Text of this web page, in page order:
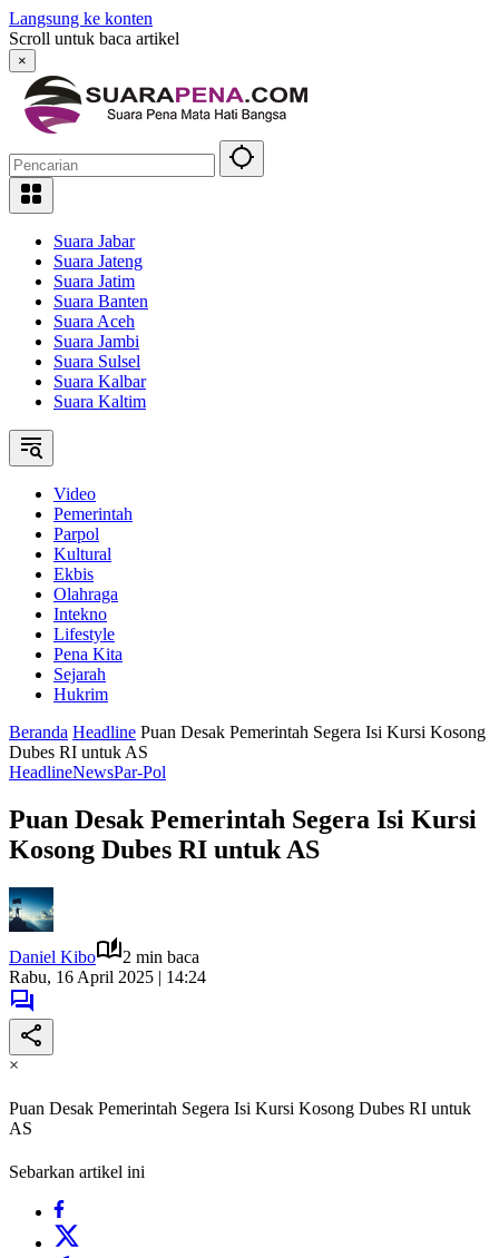
Langsung ke konten
Scroll untuk baca artikel
×
Suara Jabar
Suara Jateng
Suara Jatim
Suara Banten
Suara Aceh
Suara Jambi
Suara Sulsel
Suara Kalbar
Suara Kaltim
Video
Pemerintah
Parpol
Kultural
Ekbis
Olahraga
Intekno
Lifestyle
Pena Kita
Sejarah
Hukrim
Beranda Headline Puan Desak Pemerintah Segera Isi Kursi Kosong
Dubes RI untuk AS
HeadlineNewsPar-Pol
Puan Desak Pemerintah Segera Isi Kursi
Kosong Dubes RI untuk AS
Daniel Kibo
2 min baca
Rabu, 16 April 2025 | 14:24
×
Puan Desak Pemerintah Segera Isi Kursi Kosong Dubes RI untuk
AS
Sebarkan artikel ini